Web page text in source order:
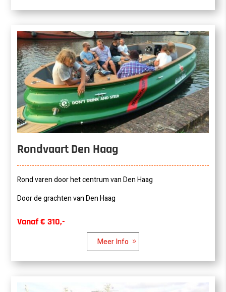
Rondvaart Den Haag
Rond varen door het centrum van Den Haag
Door de grachten van Den Haag
Vanaf € 310,-
Meer Info